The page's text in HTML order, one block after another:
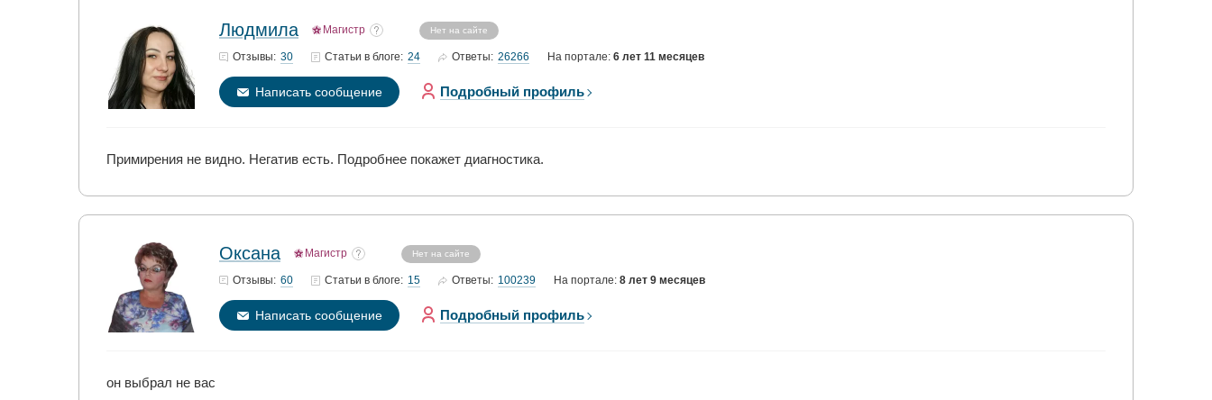
Людмила Магистр Нет на сайте
Отзывы: 30 Статьи в блоге: 24 Ответы: 26266 На портале: 6 лет 11 месяцев
Написать сообщение Подробный профиль
Примирения не видно. Негатив есть. Подробнее покажет диагностика.
Оксана Магистр Нет на сайте
Отзывы: 60 Статьи в блоге: 15 Ответы: 100239 На портале: 8 лет 9 месяцев
Написать сообщение Подробный профиль
он выбрал не вас